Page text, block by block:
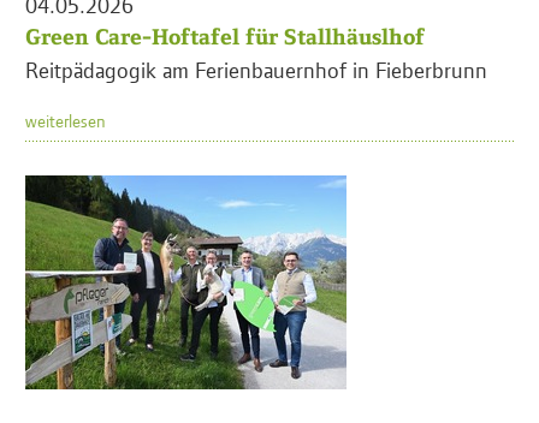
Green Care-Hoftafel für Stallhäuslhof
Reitpädagogik am Ferienbauernhof in Fieberbrunn
weiterlesen